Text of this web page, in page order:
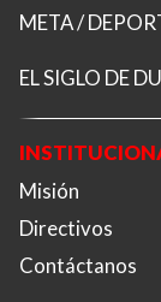
META /
EL SIGLO DE
Misión
Directivos
Contáctanos